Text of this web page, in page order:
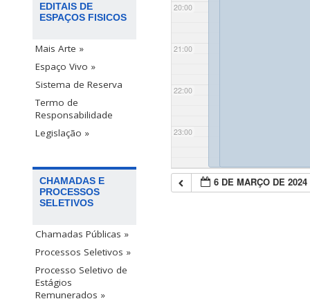
EDITAIS DE
ESPAÇOS FISICOS
Mais Arte »
Espaço Vivo »
Sistema de Reserva
Termo de
Responsabilidade
Legislação »
CHAMADAS E
PROCESSOS
SELETIVOS
Chamadas Públicas »
Processos Seletivos »
Processo Seletivo de
Estágios
Remunerados »
20:00
21:00
22:00
23:00
6 DE MARÇO DE 2024